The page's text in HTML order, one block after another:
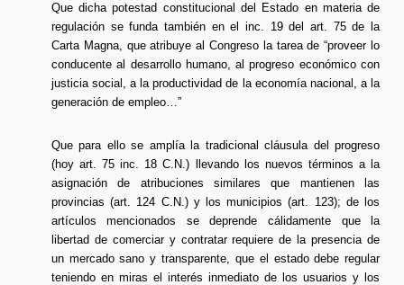
Que dicha potestad constitucional del Estado en materia de
regulación se funda también en el inc. 19 del art. 75 de la
Carta Magna, que atribuye al Congreso la tarea de “proveer lo
conducente al desarrollo humano, al progreso económico con
justicia social, a la productividad de la economía nacional, a la
generación de empleo…”
Que para ello se amplía la tradicional cláusula del progreso
(hoy art. 75 inc. 18 C.N.) llevando los nuevos términos a la
asignación de atribuciones similares que mantienen las
provincias (art. 124 C.N.) y los municipios (art. 123); de los
artículos mencionados se deprende cálidamente que la
libertad de comerciar y contratar requiere de la presencia de
un mercado sano y transparente, que el estado debe regular
teniendo en miras el interés inmediato de los usuarios y los